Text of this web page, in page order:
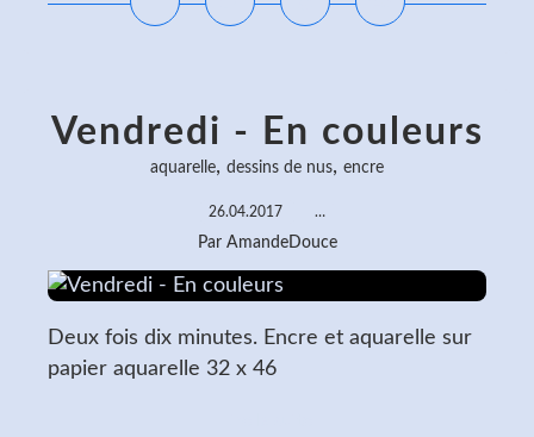
Vendredi - En couleurs
aquarelle, dessins de nus, encre
26.04.2017 …
Par AmandeDouce
Deux fois dix minutes. Encre et aquarelle sur
papier aquarelle 32 x 46